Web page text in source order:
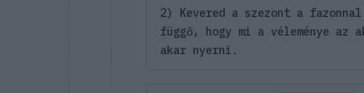
2) Kevered a szezont a
függő, hogy mi a véleménye az
akar nyerni.